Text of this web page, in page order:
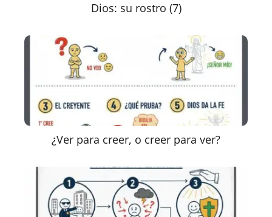
Dios: su rostro (7)
¿Ver para creer, o creer para ver?